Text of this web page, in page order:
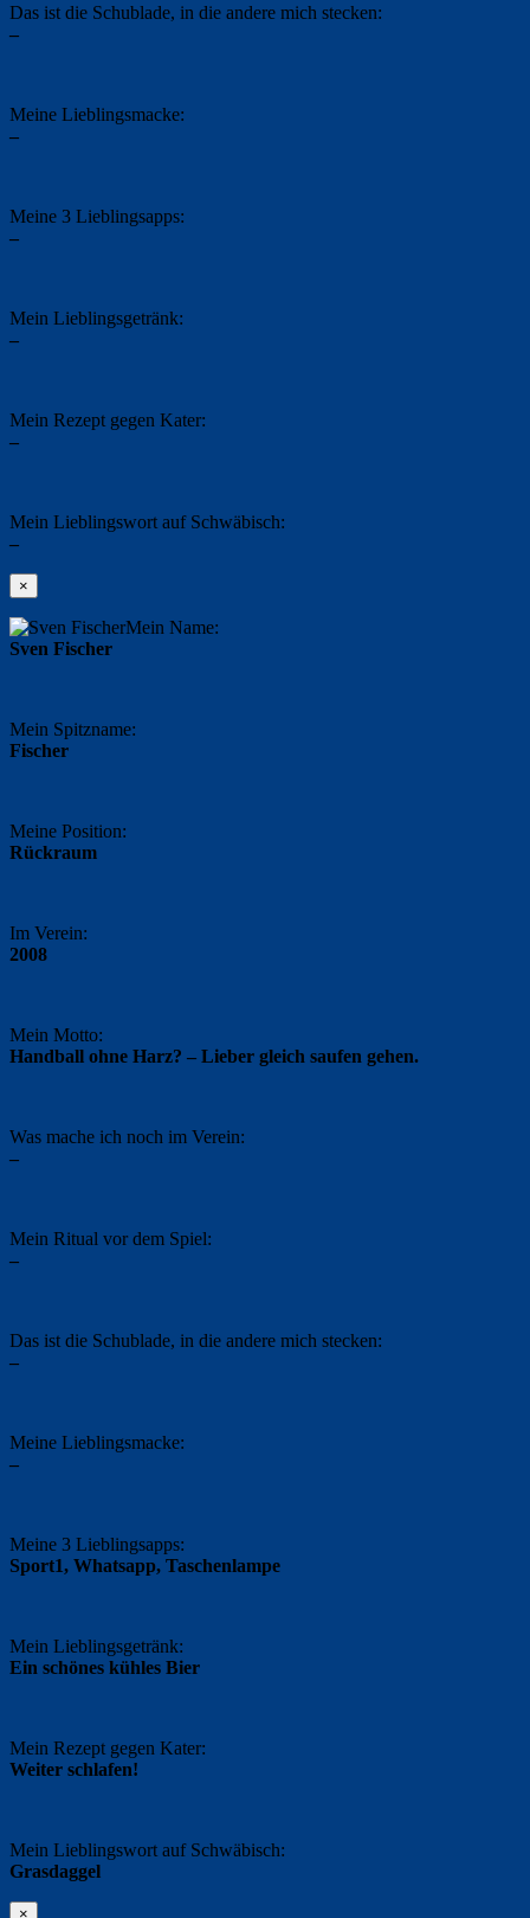
Das ist die Schublade, in die andere mich stecken:
–
Meine Lieblingsmacke:
–
Meine 3 Lieblingsapps:
–
Mein Lieblingsgetränk:
–
Mein Rezept gegen Kater:
–
Mein Lieblingswort auf Schwäbisch:
–
×
Mein Name:
Sven Fischer
Mein Spitzname:
Fischer
Meine Position:
Rückraum
Im Verein:
2008
Mein Motto:
Handball ohne Harz? – Lieber gleich saufen gehen.
Was mache ich noch im Verein:
–
Mein Ritual vor dem Spiel:
–
Das ist die Schublade, in die andere mich stecken:
–
Meine Lieblingsmacke:
–
Meine 3 Lieblingsapps:
Sport1, Whatsapp, Taschenlampe
Mein Lieblingsgetränk:
Ein schönes kühles Bier
Mein Rezept gegen Kater:
Weiter schlafen!
Mein Lieblingswort auf Schwäbisch:
Grasdaggel
×